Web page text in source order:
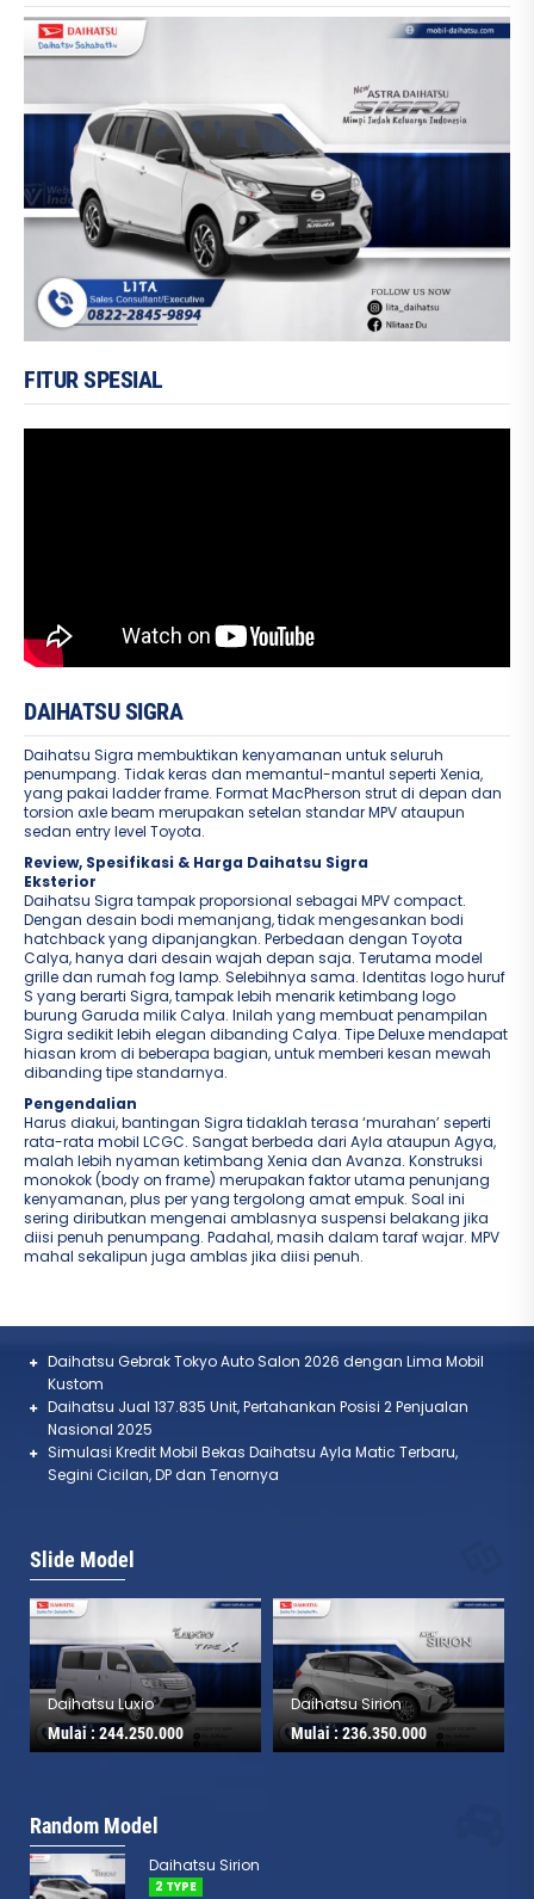
FITUR SPESIAL
DAIHATSU SIGRA
Daihatsu Sigra membuktikan kenyamanan untuk seluruh
penumpang. Tidak keras dan memantul-mantul seperti Xenia,
yang pakai ladder frame. Format MacPherson strut di depan dan
torsion axle beam merupakan setelan standar MPV ataupun
sedan entry level Toyota.
Review, Spesifikasi & Harga Daihatsu Sigra
Eksterior
Daihatsu Sigra tampak proporsional sebagai MPV compact.
Dengan desain bodi memanjang, tidak mengesankan bodi
hatchback yang dipanjangkan. Perbedaan dengan Toyota
Calya, hanya dari desain wajah depan saja. Terutama model
grille dan rumah fog lamp. Selebihnya sama. Identitas logo huruf
S yang berarti Sigra, tampak lebih menarik ketimbang logo
burung Garuda milik Calya. Inilah yang membuat penampilan
Sigra sedikit lebih elegan dibanding Calya. Tipe Deluxe mendapat
hiasan krom di beberapa bagian, untuk memberi kesan mewah
dibanding tipe standarnya.
Pengendalian
Harus diakui, bantingan Sigra tidaklah terasa ‘murahan’ seperti
rata-rata mobil LCGC. Sangat berbeda dari Ayla ataupun Agya,
malah lebih nyaman ketimbang Xenia dan Avanza. Konstruksi
monokok (body on frame) merupakan faktor utama penunjang
kenyamanan, plus per yang tergolong amat empuk. Soal ini
sering diributkan mengenai amblasnya suspensi belakang jika
diisi penuh penumpang. Padahal, masih dalam taraf wajar. MPV
mahal sekalipun juga amblas jika diisi penuh.
Daihatsu Gebrak Tokyo Auto Salon 2026 dengan Lima Mobil
Kustom
Daihatsu Jual 137.835 Unit, Pertahankan Posisi 2 Penjualan
Nasional 2025
Simulasi Kredit Mobil Bekas Daihatsu Ayla Matic Terbaru,
Segini Cicilan, DP dan Tenornya
Slide Model
Daihatsu Luxio
Mulai :244.250.000
Daihatsu Sirion
Mulai :236.350.000
Random Model
Daihatsu Sirion
2 TYPE